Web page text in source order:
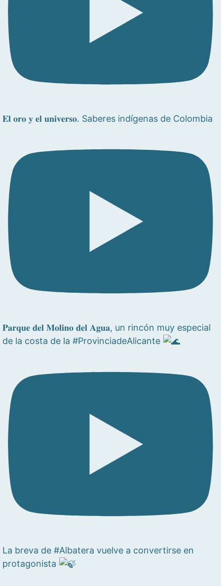
𝐄𝐥 𝐨𝐫𝐨 𝐲 𝐞𝐥 𝐮𝐧𝐢𝐯𝐞𝐫𝐬𝐨. Saberes indígenas de Colombia
𝐏𝐚𝐫𝐪𝐮𝐞 𝐝𝐞𝐥 𝐌𝐨𝐥𝐢𝐧𝐨 𝐝𝐞𝐥 𝐀𝐠𝐮𝐚, un rincón muy especial
de la costa de la #ProvinciadeAlicante
La breva de #Albatera vuelve a convertirse en
protagonista